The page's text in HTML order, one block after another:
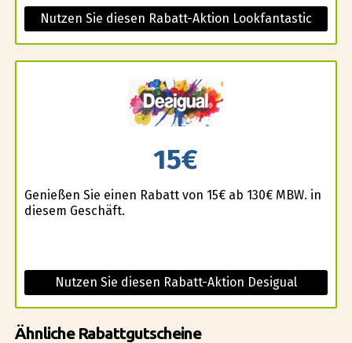
Nutzen Sie diesen Rabatt-Aktion Lookfantastic
15€
Genießen Sie einen Rabatt von 15€ ab 130€ MBW. in
diesem Geschäft.
Nutzen Sie diesen Rabatt-Aktion Desigual
Ähnliche Rabattgutscheine